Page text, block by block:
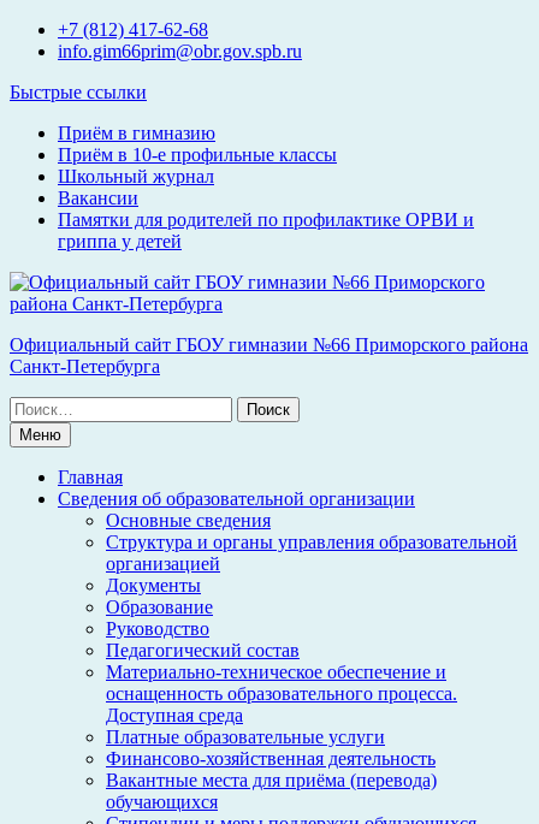
Перейти+7 (812) 417-62-68
info.gim66prim@obr.gov.spb.ru
Быстрые ссылки
Приём в гимназию
Приём в 10-е профильные классы
Школьный журнал
Вакансии
Памятки для родителей по профилактике ОРВИ и
гриппа у детей
Официальный сайт ГБОУ гимназии №66 Приморского района
Санкт-Петербурга
Поиск
по:Меню
Главная
Сведения об образовательной организации
Основные сведения
Структура и органы управления образовательной
организацией
Документы
Образование
Руководство
Педагогический состав
Материально-техническое обеспечение и
оснащенность образовательного процесса.
Доступная среда
Платные образовательные услуги
Финансово-хозяйственная деятельность
Вакантные места для приёма (перевода)
обучающихся